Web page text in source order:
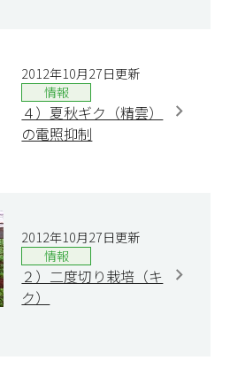
2012年10月27日更新
情報
４）夏秋ギク（精雲）
の電照抑制
2012年10月27日更新
情報
２）二度切り栽培（キ
ク）